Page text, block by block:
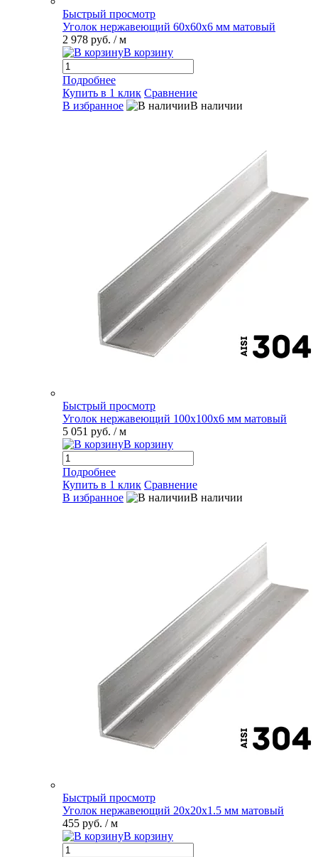
Быстрый просмотр
Уголок нержавеющий 60х60х6 мм матовый
2 978 руб. / м
В корзину
Подробнее
Купить в 1 клик Сравнение
В избранное
В наличии
Быстрый просмотр
Уголок нержавеющий 100х100х6 мм матовый
5 051 руб. / м
В корзину
Подробнее
Купить в 1 клик Сравнение
В избранное
В наличии
Быстрый просмотр
Уголок нержавеющий 20х20х1.5 мм матовый
455 руб. / м
В корзину